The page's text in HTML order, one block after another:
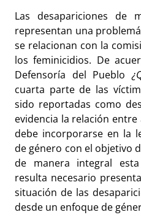
Las desapariciones de
representan una
se relacionan con la
los feminicidios. De
Defensoría del Pueblo
cuarta parte de las
sido reportadas como
evidencia la relación
debe incorporarse en la
de género con el objetivo
de manera integral
resulta necesario
situación de las
desde un enfoque de